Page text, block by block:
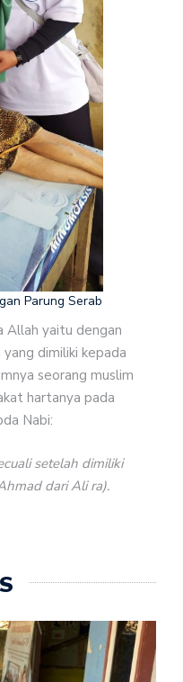
Parung Serab
Allah yaitu dengan
dimiliki kepada
seorang muslim
hartanya pada
Nabi:
setelah dimiliki
dari Ali ra).